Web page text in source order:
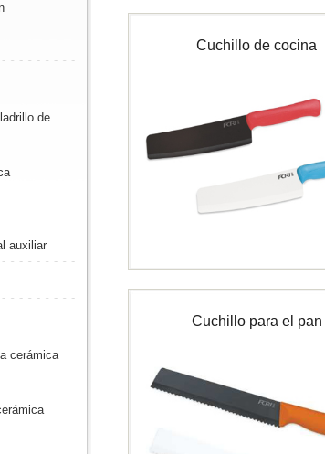
de
auxiliar
cerámica
Cuchillo de cocina
Cuchillo para el pan